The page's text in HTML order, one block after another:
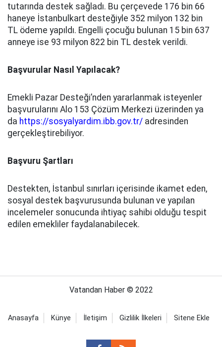
tutarında destek sağladı. Bu çerçevede 176 bin 66
haneye İstanbulkart desteğiyle 352 milyon 132 bin
TL ödeme yapıldı. Engelli çocuğu bulunan 15 bin 637
anneye ise 93 milyon 822 bin TL destek verildi.
Başvurular Nasıl Yapılacak?
Emekli Pazar Desteği’nden yararlanmak isteyenler
başvurularını Alo 153 Çözüm Merkezi üzerinden ya
da https://sosyalyardim.ibb.gov.tr/ adresinden
gerçekleştirebiliyor.
Başvuru Şartları
Destekten, İstanbul sınırları içerisinde ikamet eden,
sosyal destek başvurusunda bulunan ve yapılan
incelemeler sonucunda ihtiyaç sahibi olduğu tespit
edilen emekliler faydalanabilecek.
Vatandan Haber © 2022
Anasayfa Künye İletişim Gizlilik İlkeleri Sitene Ekle